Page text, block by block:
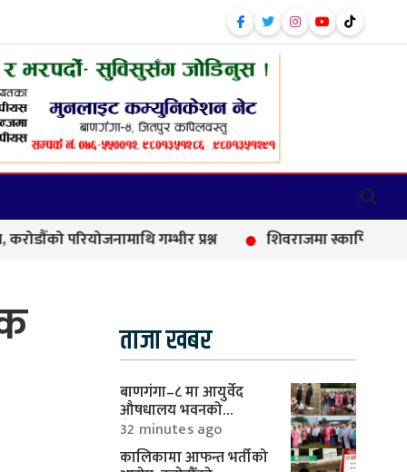
गम्भीर प्रश्न शिवराजमा
ताजा खबर
बाणगंगा–८ मा आयुर्वेद
औषधालय भवनको
शिलान्यास सम्पन्न
32 minutes ago
कालिकामा आफन्त भर्तीको